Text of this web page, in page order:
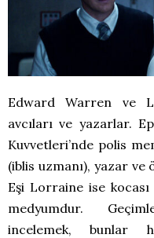
Edward Warren ve
avcıları ve yazarlar.
Kuvvetleri’nde polis
(iblis uzmanı), yazar
Eşi Lorraine ise
medyumdur.
incelemek, bunlar